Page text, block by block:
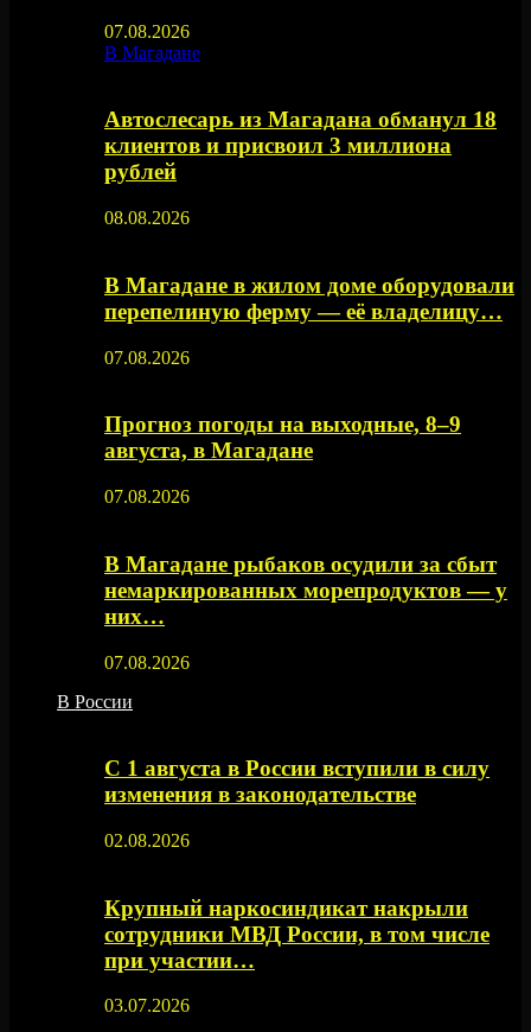
07.08.2026
В Магадане
Автослесарь из Магадана обманул 18
клиентов и присвоил 3 миллиона
рублей
08.08.2026
В Магадане в жилом доме оборудовали
перепелиную ферму — её владелицу…
07.08.2026
Прогноз погоды на выходные, 8–9
августа, в Магадане
07.08.2026
В Магадане рыбаков осудили за сбыт
немаркированных морепродуктов — у
них…
07.08.2026
В России
С 1 августа в России вступили в силу
изменения в законодательстве
02.08.2026
Крупный наркосиндикат накрыли
сотрудники МВД России, в том числе
при участии…
03.07.2026